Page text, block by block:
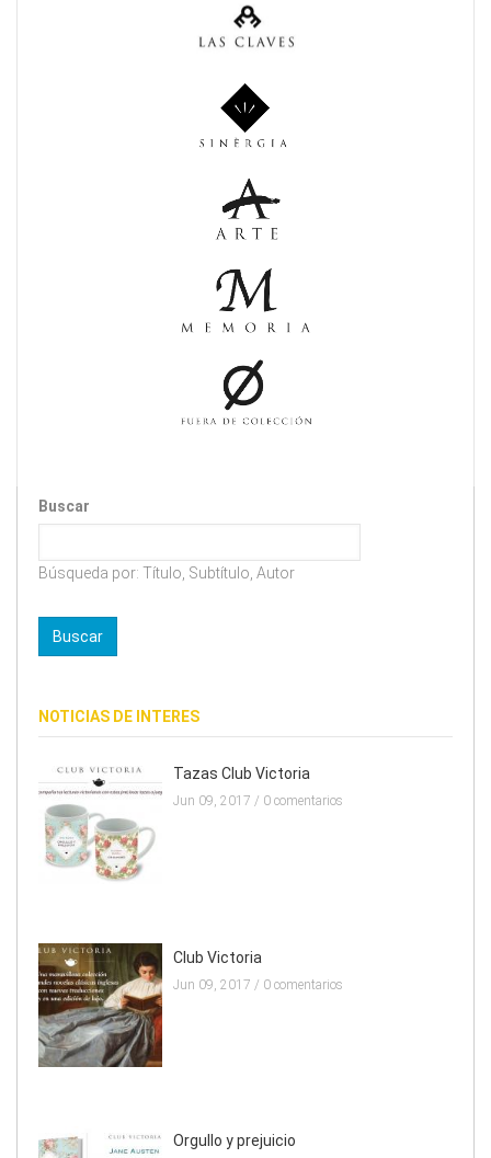
Buscar
Búsqueda por: Título, Subtítulo, Autor
NOTICIAS DE INTERES
Tazas Club Victoria
Jun 09, 2017 / 0 comentarios
Club Victoria
Jun 09, 2017 / 0 comentarios
Orgullo y prejuicio